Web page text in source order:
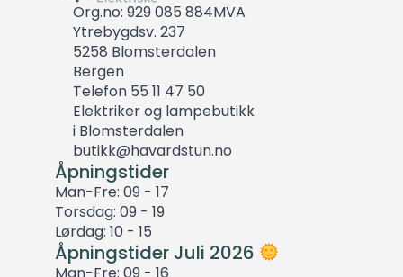
Org.no: 929 085 884MVA
Ytrebygdsv. 237
5258 Blomsterdalen
Bergen
Telefon 55 11 47 50
Elektriker og lampebutikk
i Blomsterdalen
butikk@havardstun.no
Åpningstider
Man-Fre: 09 - 17
Torsdag: 09 - 19
Lørdag: 10 - 15
Åpningstider Juli 2026
Man-Fre: 09 - 16